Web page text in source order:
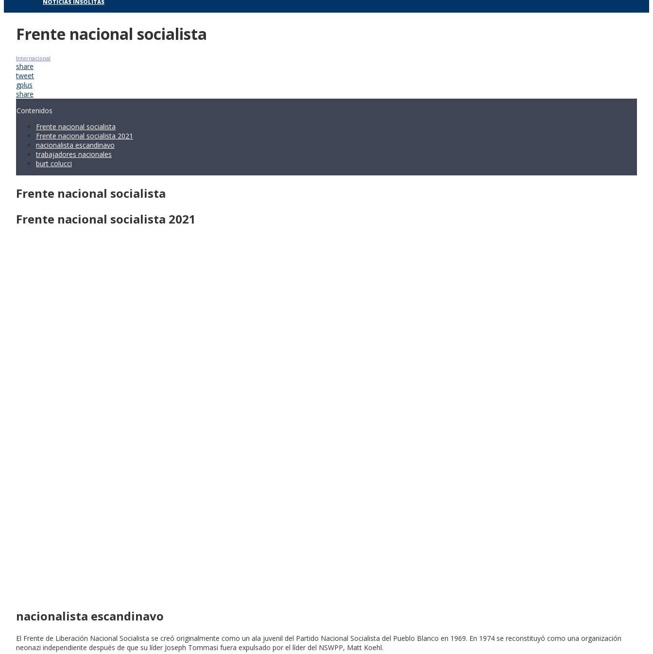
NOTICIAS INSÓLITAS
Frente nacional socialista
Internacional
share
tweet
gplus
share
Contenidos
Frente nacional socialista
Frente nacional socialista 2021
nacionalista escandinavo
trabajadores nacionales
burt colucci
Frente nacional socialista
Frente nacional socialista 2021
nacionalista escandinavo
El Frente de Liberación Nacional Socialista se creó originalmente como un ala juvenil del Partido Nacional Socialista del Pueblo Blanco en 1969. En 1974 se reconstituyó como una organización
neonazi independiente después de que su líder Joseph Tommasi fuera expulsado por el líder del NSWPP, Matt Koehl.